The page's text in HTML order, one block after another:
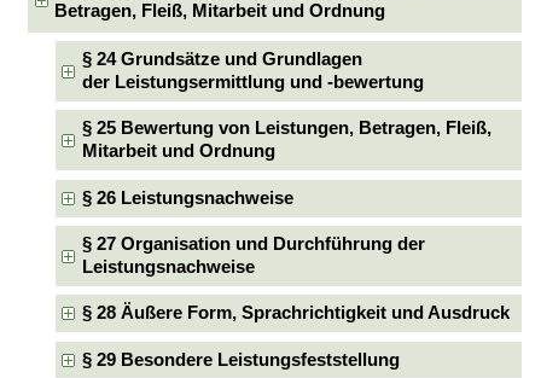
Betragen, Fleiß, Mitarbeit und Ordnung
§ 24 Grundsätze und Grundlagen
der Leistungsermittlung und -bewertung
§ 25 Bewertung von Leistungen, Betragen, Fleiß,
Mitarbeit und Ordnung
§ 26 Leistungsnachweise
§ 27 Organisation und Durchführung der
Leistungsnachweise
§ 28 Äußere Form, Sprachrichtigkeit und Ausdruck
§ 29 Besondere Leistungsfeststellung